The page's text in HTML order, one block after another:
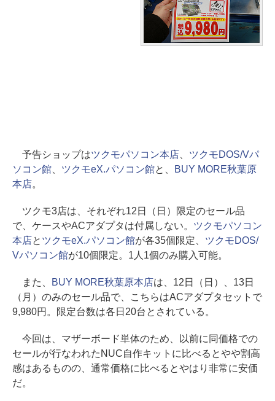
予告ショップはツクモパソコン本店、 ツクモDOS/Vパ
ソコン館、 ツクモeX.パソコン館と、
BUY MORE秋葉原
本店。
ツクモ3店は、それぞれ12日（日）限定のセール品
で、ケースやACアダプタは付属しない。 ツクモパソコン
本店と ツクモeX.パソコン館が各35個限定、 ツクモDOS/
Vパソコン館が10個限定。1人1個のみ購入可能。
また、 BUY MORE秋葉原本店は、12日（日）、13日
（月）のみのセール品で、こちらはACアダプタセットで
9,980円。限定台数は各日20台とされている。
今回は、マザーボード単体のため、以前に同価格での
セールが行なわれたNUC自作キットに比べるとやや割高
感はあるものの、通常価格に比べるとやはり非常に安価
だ。